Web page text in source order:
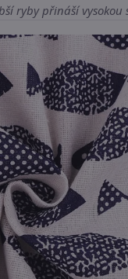
ryby přináší vysokou